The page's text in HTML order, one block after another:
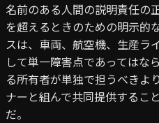
名前のある人間の説明責任の
を超えるときのための明示的
スは、車両、航空機、生産ラ
して単一障害点であってはな
る所有者が単独で担うべきよ
ナーと組んで共同提供するこ
だ。